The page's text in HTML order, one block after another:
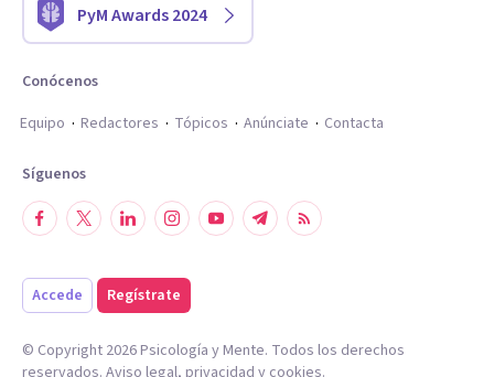
PyM Awards 2024
Conócenos
Equipo
Redactores Tópicos Anúnciate Contacta
Síguenos
Accede Regístrate
© Copyright 2026Psicología y Mente. Todos los derechos
reservados. Aviso legal, privacidad y cookies.